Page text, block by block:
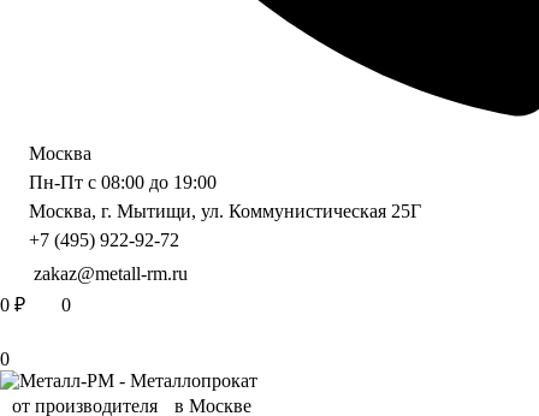
Москва
Пн-Пт с 08:00 до 19:00
Москва, г. Мытищи, ул. Коммунистическая 25Г
+7 (495) 922-92-72
zakaz@metall-rm.ru
0 ₽ 0
0